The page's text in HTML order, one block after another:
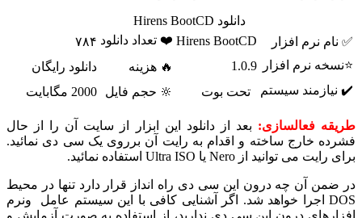
دانلود Hirens BootCD
✅ نام نرم افزار
Hirens BootCD ❤️ تعداد دانلود ۷۸۴
⭐نسخه نرم افزار
1.0.9 🔥 هزینه
دانلود رایگان
✔️ نیازمند سیستم
تحت بوت 🔆 حجم فایل 2000 مگابایت
طریقه فعالسازی: بعد از دانلود این ابزار از سایت آن را از حال
فشرده خارج ساخته و اقدام به رایت آن برروی یک سی دی نمائید.
برای رایت می توانید از Nero یا Ultra ISO استفاده نمائید.
در ضمن آن چه درون این سی دی راه انداز قرار دارد تنها در محیط
DOS اجرا خواهد شد. اگر آشنایی کافی با این سیستم عامل ونرم
افزارهای درون این سی دی ندارید، از استفاده به صورت آزمایش و